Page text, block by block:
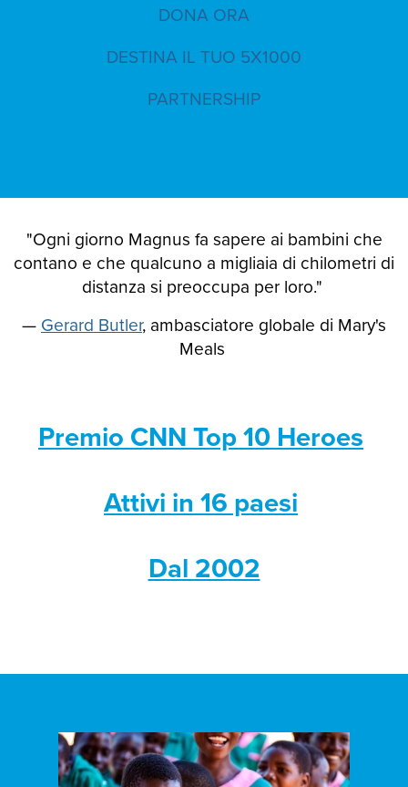
DONA ORA
DESTINA IL TUO 5X1000
PARTNERSHIP
"Ogni giorno Magnus fa sapere ai bambini che
contano e che qualcuno a migliaia di chilometri di
distanza si preoccupa per loro."
— Gerard Butler, ambasciatore globale di Mary's
Meals
Premio CNN Top 10 Heroes
Attivi in 16 paesi
Dal 2002